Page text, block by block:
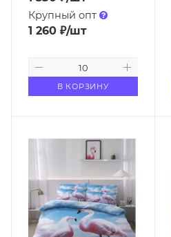
Крупный опт
1 260 ₽/шт
В КОРЗИНУ